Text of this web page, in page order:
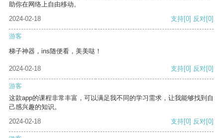
助你在网络上自由移动。
2024-02-18
支持[0] 反对[0]
游客
梯子神器，ins随便看，美美哒！
2024-02-18 支持[0] 反对[0]
游客
这款app的课程非常丰富，可以满足我不同的学习需求，让我能够找到自
己感兴趣的知识。
2024-02-18
支持[0] 反对[0]